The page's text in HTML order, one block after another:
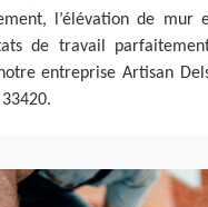
l’élévation de
de travail
entreprise Artisan